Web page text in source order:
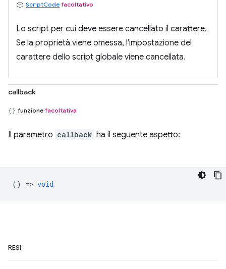
ScriptCode facoltativo
Lo script per cui deve essere cancellato il carattere.
Se la proprietà viene omessa, l'impostazione del
carattere dello script globale viene cancellata.
callback
funzione facoltativa
Il parametro callback ha il seguente aspetto:
() => void
RESI